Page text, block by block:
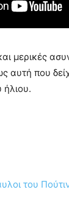
μερικές
αυτή που
ήλιου.
του